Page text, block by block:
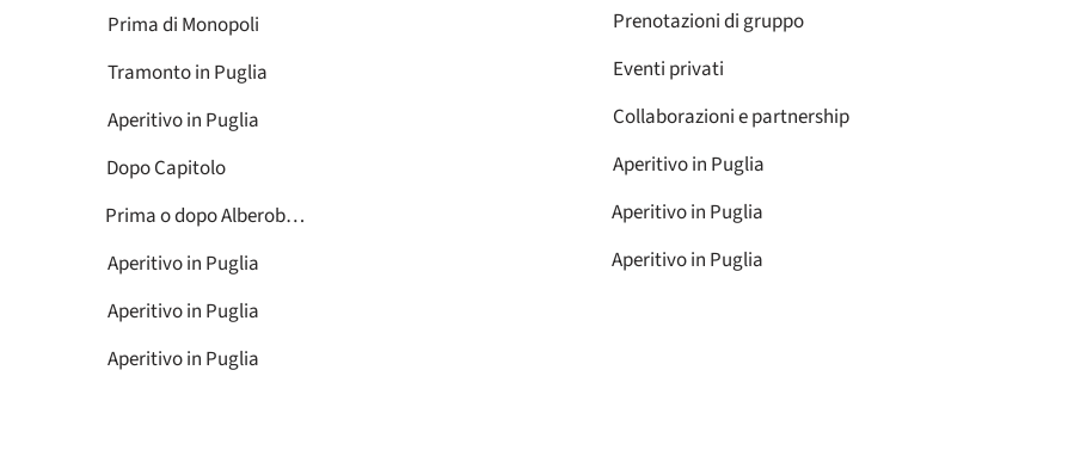
Prima di Monopoli
Tramonto in Puglia
Aperitivo in Puglia
Dopo Capitolo
Prima o dopo Alberobello
Aperitivo in Puglia
Aperitivo in Puglia
Aperitivo in Puglia
Prenotazioni di gruppo
Eventi privati
Collaborazioni e partnership
Aperitivo in Puglia
Aperitivo in Puglia
Aperitivo in Puglia